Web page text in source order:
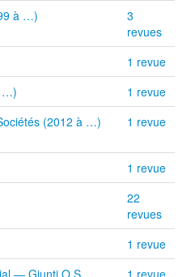
à …)
3
revues
1 revue
…)
1 revue
(2012 à …)
1 revue
1 revue
22
revues
1 revue